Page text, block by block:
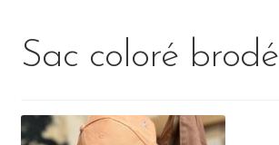
Sac coloré brodé